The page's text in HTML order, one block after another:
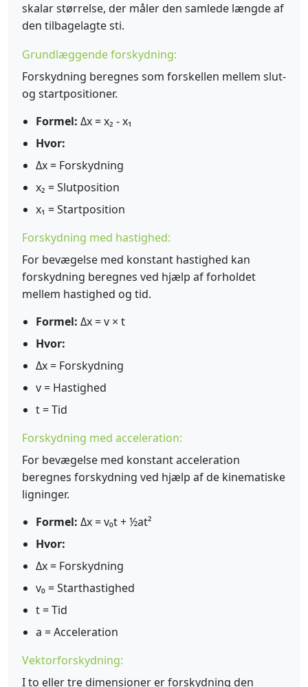
skalar størrelse, der måler den samlede længde af
den tilbagelagte sti.
Grundlæggende forskydning:
Forskydning beregnes som forskellen mellem slut-
og startpositioner.
Formel: Δx = x₂ - x₁
Hvor:
Δx = Forskydning
x₂ = Slutposition
x₁ = Startposition
Forskydning med hastighed:
For bevægelse med konstant hastighed kan
forskydning beregnes ved hjælp af forholdet
mellem hastighed og tid.
Formel: Δx = v × t
Hvor:
Δx = Forskydning
v = Hastighed
t = Tid
Forskydning med acceleration:
For bevægelse med konstant acceleration
beregnes forskydning ved hjælp af de kinematiske
ligninger.
Formel: Δx = v₀t + ½at²
Hvor:
Δx = Forskydning
v₀ = Starthastighed
t = Tid
a = Acceleration
Vektorforskydning:
I to eller tre dimensioner er forskydning den